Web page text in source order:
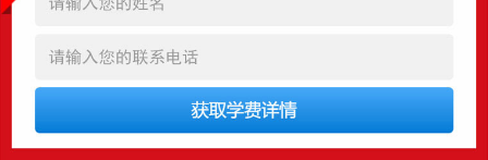
恭贺 杭州
恭贺 四川成都
恭贺 新疆 古** 11岁 男 报名成功
安徽临泉 张** 9岁 男 报名成功
恭贺 河南郑州 李** 13岁 男 报名成功